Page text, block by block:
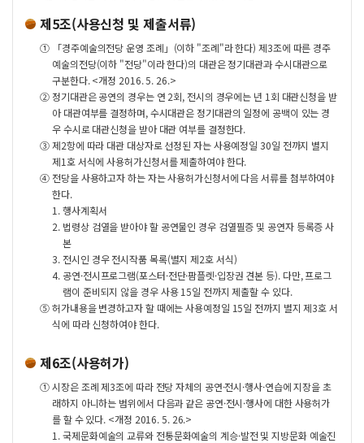
제5조(사용신청 및 제출서류)
①
「경주예술의전당 운영 조례」(이하 "조례"라 한다) 제3조에 따른 경주
예술의전당(이하 "전당"이라 한다)의 대관은 정기대관과 수시대관으로
구분한다. <개정 2016. 5. 26.>
② 정기대관은 공연의 경우는 연 2회, 전시의 경우에는 년 1회 대관신청을 받
아 대관여부를 결정하며, 수시대관은 정기대관의 일정에 공백이 있는 경
우 수시로 대관신청을 받아 대관 여부를 결정한다.
③제2항에 따라 대관 대상자로 선정된 자는 사용예정일 30일 전까지 별지
제1호 서식에 사용허가신청서를 제출하여야 한다.
④ 전당을 사용하고자 하는 자는 사용허가신청서에 다음 서류를 첨부하여야
한다.
1.행사계획서
2. 법령상 검열을 받아야 할 공연물인 경우 검열필증 및 공연자 등록증 사
본
3. 전시인 경우 전시작품 목록(별지 제2호 서식)
4. 공연·전시프로그램(포스터·전단·팜플렛·입장권 견본 등). 다만, 프로그
램이 준비되지 않을 경우 사용 15일 전까지 제출할 수 있다.
⑤허가내용을 변경하고자 할 때에는 사용예정일 15일 전까지 별지 제3호 서
식에 따라 신청하여야 한다.
제6조(사용허가)
①시장은 조례 제3조에 따라 전당 자체의 공연·전시·행사·연습에 지장을 초
래하지 아니하는 범위에서 다음과 같은 공연·전시·행사에 대한 사용허가
를 할 수 있다. <개정 2016. 5. 26.>
1.국제문화예술의 교류와 전통문화예술의 계승·발전 및 지방문화 예술진